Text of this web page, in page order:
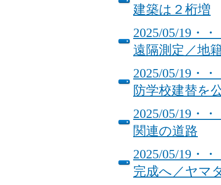
建築は２桁増
2025/05/19・
遠隔測定／地
2025/05/19・
防学校建替を
2025/05/19・
関連の道路
2025/05/19・
完成へ／ヤマ